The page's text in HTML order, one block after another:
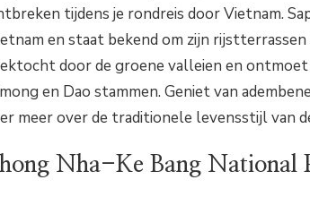
tijdens je rondreis door Vietnam.
en staat bekend om zijn rijstterrassen
door de groene valleien en ontmoet
en Dao stammen. Geniet van
meer over de traditionele levensstijl van
Nha-Ke Bang National